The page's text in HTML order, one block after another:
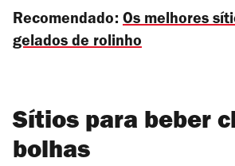
Recomendado: Os melhores
gelados de rolinho
Sítios para beber
bolhas